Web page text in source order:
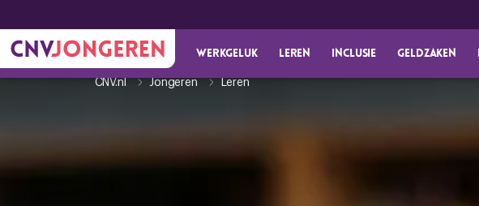
Werkgeluk Leren Inclusie Geldzaken
CNV.nl
Jongeren Leren